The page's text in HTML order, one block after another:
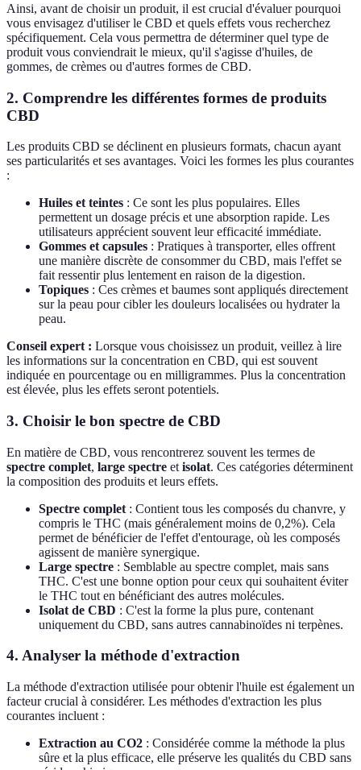
Ainsi, avant de choisir un produit, il est crucial d'évaluer pourquoi
vous envisagez d'utiliser le CBD et quels effets vous recherchez
spécifiquement. Cela vous permettra de déterminer quel type de
produit vous conviendrait le mieux, qu'il s'agisse d'huiles, de
gommes, de crèmes ou d'autres formes de CBD.
2. Comprendre les différentes formes de produits
CBD
Les produits CBD se déclinent en plusieurs formats, chacun ayant
ses particularités et ses avantages. Voici les formes les plus courantes
:
Huiles et teintes : Ce sont les plus populaires. Elles
permettent un dosage précis et une absorption rapide. Les
utilisateurs apprécient souvent leur efficacité immédiate.
Gommes et capsules : Pratiques à transporter, elles offrent
une manière discrète de consommer du CBD, mais l'effet se
fait ressentir plus lentement en raison de la digestion.
Topiques : Ces crèmes et baumes sont appliqués directement
sur la peau pour cibler les douleurs localisées ou hydrater la
peau.
Conseil expert : Lorsque vous choisissez un produit, veillez à lire
les informations sur la concentration en CBD, qui est souvent
indiquée en pourcentage ou en milligrammes. Plus la concentration
est élevée, plus les effets seront potentiels.
3. Choisir le bon spectre de CBD
En matière de CBD, vous rencontrerez souvent les termes de
spectre complet, large spectre et isolat. Ces catégories déterminent
la composition des produits et leurs effets.
Spectre complet : Contient tous les composés du chanvre, y
compris le THC (mais généralement moins de 0,2%). Cela
permet de bénéficier de l'effet d'entourage, où les composés
agissent de manière synergique.
Large spectre : Semblable au spectre complet, mais sans
THC. C'est une bonne option pour ceux qui souhaitent éviter
le THC tout en bénéficiant des autres molécules.
Isolat de CBD : C'est la forme la plus pure, contenant
uniquement du CBD, sans autres cannabinoïdes ni terpènes.
4. Analyser la méthode d'extraction
La méthode d'extraction utilisée pour obtenir l'huile est également un
facteur crucial à considérer. Les méthodes d'extraction les plus
courantes incluent :
Extraction au CO2 : Considérée comme la méthode la plus
sûre et la plus efficace, elle préserve les qualités du CBD sans